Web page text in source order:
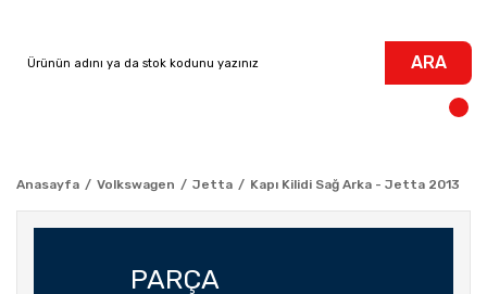
ARA
Anasayfa Volkswagen Jetta Kapı Kilidi Sağ Arka - Jetta 2013
PARÇA